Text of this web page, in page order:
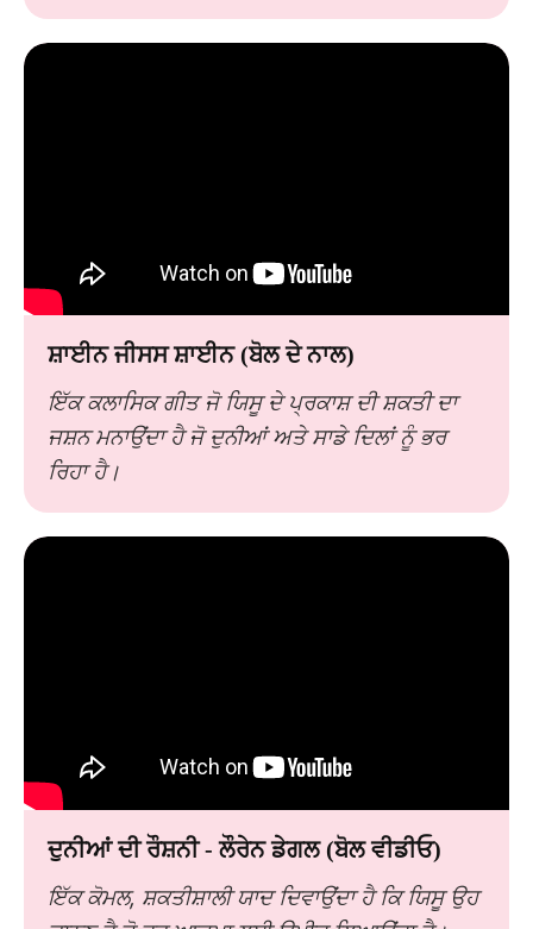
ਸ਼ਾਈਨ ਜੀਸਸ ਸ਼ਾਈਨ (ਬੋਲ ਦੇ ਨਾਲ)
ਇੱਕ ਕਲਾਸਿਕ ਗੀਤ ਜੋ ਯਿਸੂ ਦੇ ਪ੍ਰਕਾਸ਼ ਦੀ ਸ਼ਕਤੀ ਦਾ
ਜਸ਼ਨ ਮਨਾਉਂਦਾ ਹੈ ਜੋ ਦੁਨੀਆਂ ਅਤੇ ਸਾਡੇ ਦਿਲਾਂ ਨੂੰ ਭਰ
ਰਿਹਾ ਹੈ।
ਦੁਨੀਆਂ ਦੀ ਰੌਸ਼ਨੀ - ਲੌਰੇਨ ਡੇਗਲ (ਬੋਲ ਵੀਡੀਓ)
ਇੱਕ ਕੋਮਲ, ਸ਼ਕਤੀਸ਼ਾਲੀ ਯਾਦ ਦਿਵਾਉਂਦਾ ਹੈ ਕਿ ਯਿਸੂ ਉਹ